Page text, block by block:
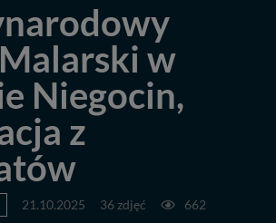
w
Niegocin,
z
21.10.2025 36 zdjęć 662